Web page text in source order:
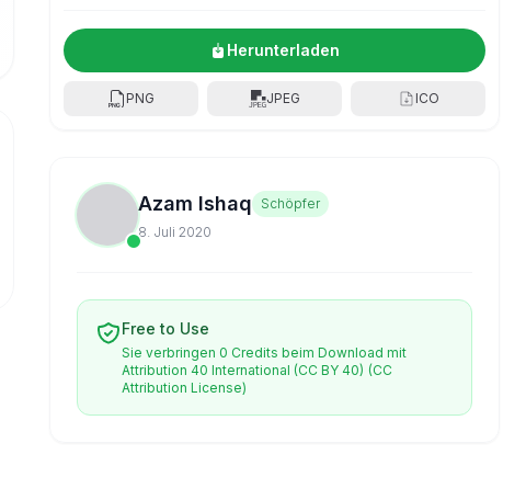
Herunterladen
PNG JPEG ICO
Azam Ishaq Schöpfer
8. Juli 2020
Free to Use
Sie verbringen 0 Credits beim Download mit
Attribution 40 International (CC BY 40) (CC
Attribution License)